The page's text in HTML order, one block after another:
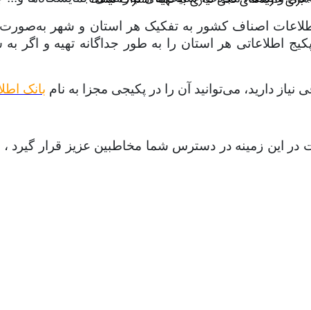
اصناف کشور به تفکیک هر استان و شهر به‌صورت
اطلاعاتی هر استان را به طور جداگانه تهیه و اگر
دارید، می‌توانید آن را در پکیجی مجزا به نام بانک
در این زمینه در دسترس شما مخاطبین عزیز قرار